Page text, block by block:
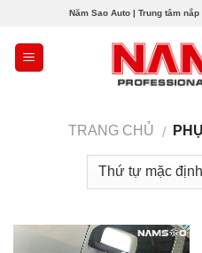
content
Năm Sao Auto | Trung tâm
TRANG CHỦ /